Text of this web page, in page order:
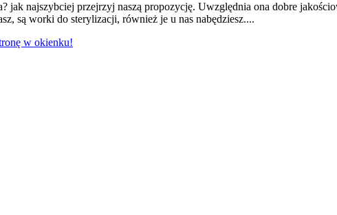
jak najszybciej przejrzyj naszą propozycję. Uwzględnia ona dobre
są worki do sterylizacji, również je u nas nabędziesz....
w okienku!